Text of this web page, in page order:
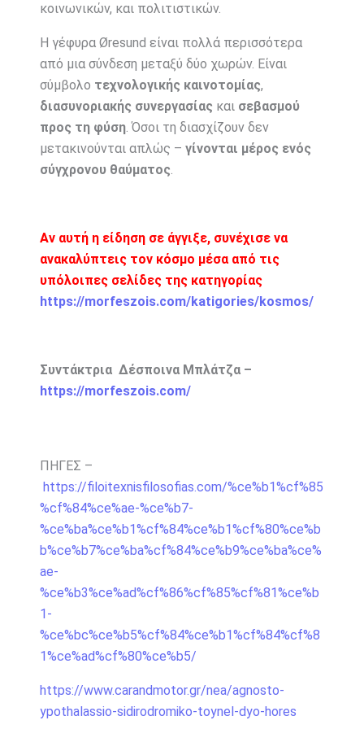
κοινωνικών, και πολιτιστικών.
Η γέφυρα Øresund είναι πολλά περισσότερα
από μια σύνδεση μεταξύ δύο χωρών. Είναι
σύμβολο τεχνολογικής καινοτομίας,
διασυνοριακής συνεργασίας και σεβασμού
προς τη φύση. Όσοι τη διασχίζουν δεν
μετακινούνται απλώς – γίνονται μέρος ενός
σύγχρονου θαύματος.
Αν αυτή η είδηση σε άγγιξε, συνέχισε να
ανακαλύπτεις τον κόσμο μέσα από τις
υπόλοιπες σελίδες της κατηγορίας
https://morfeszois.com/katigories/kosmos/
Συντάκτρια Δέσποινα Μπλάτζα –
https://morfeszois.com/
ΠΗΓΕΣ –
https://filoitexnisfilosofias.com/%ce%b1%cf%85
%cf%84%ce%ae-%ce%b7-
%ce%ba%ce%b1%cf%84%ce%b1%cf%80%ce%b
b%ce%b7%ce%ba%cf%84%ce%b9%ce%ba%ce%
ae-
%ce%b3%ce%ad%cf%86%cf%85%cf%81%ce%b
1-
%ce%bc%ce%b5%cf%84%ce%b1%cf%84%cf%8
1%ce%ad%cf%80%ce%b5/
https://www.carandmotor.gr/nea/agnosto-
ypothalassio-sidirodromiko-toynel-dyo-hores